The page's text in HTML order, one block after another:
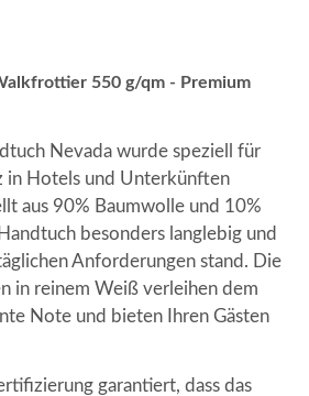
550 g/qm - Premium
Nevada wurde speziell für
in Hotels und Unterkünften
aus 90% Baumwolle und 10%
besonders langlebig und
Anforderungen stand. Die
in reinem Weiß verleihen dem
Note und bieten Ihren Gästen
garantiert, dass das